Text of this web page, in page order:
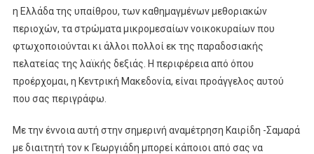
η Ελλάδα της υπαίθρου, των καθημαγμένων μεθοριακών
περιοχών, τα στρώματα μικρομεσαίων νοικοκυραίων που
φτωχοποιούνται κι άλλοι πολλοί εκ της παραδοσιακής
πελατείας της λαϊκής δεξιάς. Η περιφέρεια από όπου
προέρχομαι, η Κεντρική Μακεδονία, είναι προάγγελος αυτού
που σας περιγράφω.
Με την έννοια αυτή στην σημερινή αναμέτρηση Καιρίδη -Σαμαρά
με διαιτητή τον κ Γεωργιάδη μπορεί κάποιοι από σας να